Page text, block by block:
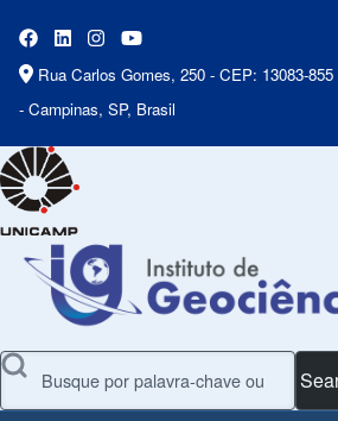
Rua Carlos Gomes, 250 - CEP: 13083-855
- Campinas, SP, Brasil
Search